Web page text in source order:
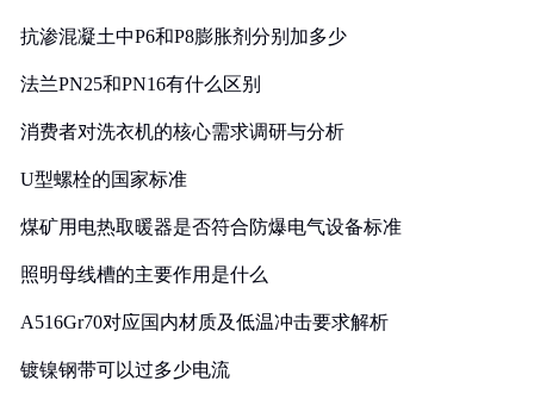
抗渗混凝土中P6和P8膨胀剂分别加多少
法兰PN25和PN16有什么区别
消费者对洗衣机的核心需求调研与分析
U型螺栓的国家标准
煤矿用电热取暖器是否符合防爆电气设备标准
照明母线槽的主要作用是什么
A516Gr70对应国内材质及低温冲击要求解析
镀镍钢带可以过多少电流